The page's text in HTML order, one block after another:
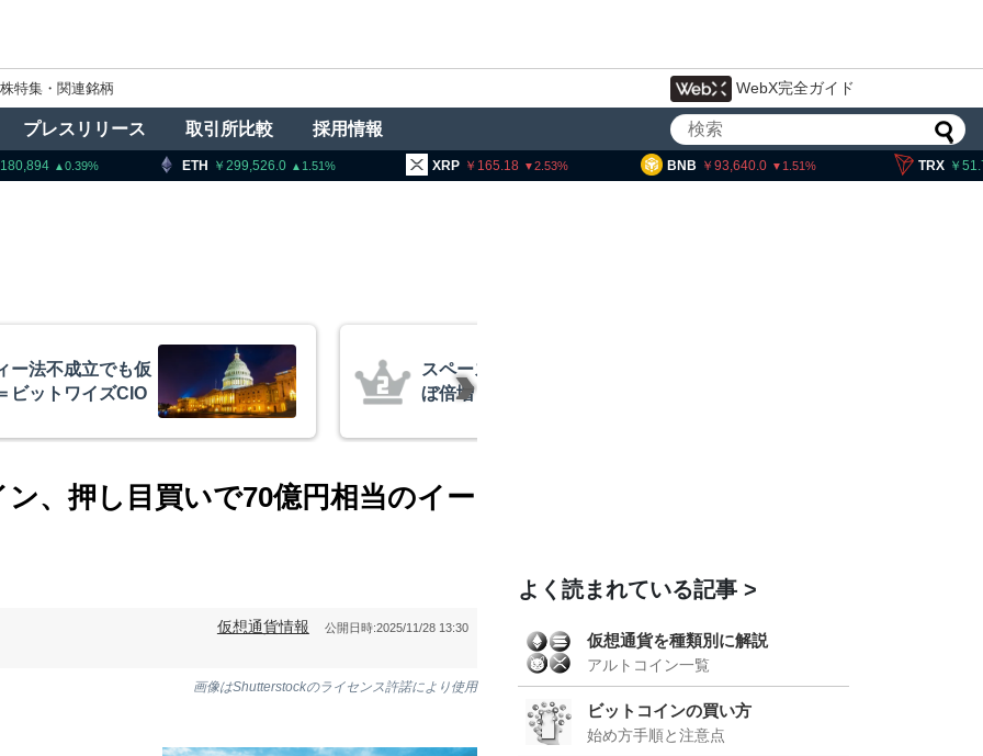
株特集・関連銘柄 WebX完全ガイド
プレスリリース 取引所比較 採用情報
ETH 299,526.0 XRP 165.18 BNB 93,640.0 TRX 51.70
決算、売上高ほ
相当ビットコイ
金融庁、暗号資産・ステーブルコイ
ン課を新設 8月7日組織再編
、押し目買いで70億円相当のイー
仮想通貨情報 公開日時:2025/11/28 13:30
画像はShutterstockのライセンス許諾により使用
よく読まれている記事
仮想通貨を種類別に解説
アルトコイン一覧
ビットコインの買い方
始め方手順と注意点